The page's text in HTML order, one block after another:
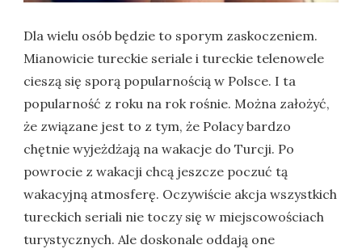
Dla wielu osób będzie to sporym zaskoczeniem.
Mianowicie tureckie seriale i tureckie telenowele
cieszą się sporą popularnością w Polsce. I ta
popularność z roku na rok rośnie. Można założyć,
że związane jest to z tym, że Polacy bardzo
chętnie wyjeżdżają na wakacje do Turcji. Po
powrocie z wakacji chcą jeszcze poczuć tą
wakacyjną atmosferę. Oczywiście akcja wszystkich
tureckich seriali nie toczy się w miejscowościach
turystycznych. Ale doskonale oddają one